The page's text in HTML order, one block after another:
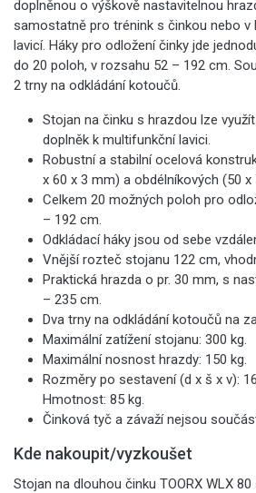
doplněnou o výškově nastavitelnou
samostatně pro trénink s činkou nebo
lavicí. Háky pro odložení činky jde
do 20 poloh, v rozsahu 52 – 192 cm.
2 trny na odkládání kotoučů.
Stojan na činku s hrazdou lze
doplněk k multifunkční lavici.
Robustní a stabilní ocelová
x 60 x 3 mm) a obdélníkových (50
Celkem 20 možných poloh pro
– 192 cm.
Odkládací háky jsou od sebe
Vnější rozteč stojanu 122 cm,
Praktická hrazda o pr. 30 mm, s
– 235 cm.
Dva trny na odkládání kotoučů na
Maximální zatížení stojanu: 300 kg.
Maximální nosnost hrazdy: 150 kg.
Rozměry po sestavení (d x š x v):
Hmotnost: 85 kg.
Činková tyč a závaží nejsou
Kde nakoupit/vyzkoušet
Stojan na dlouhou činku TOORX WLX